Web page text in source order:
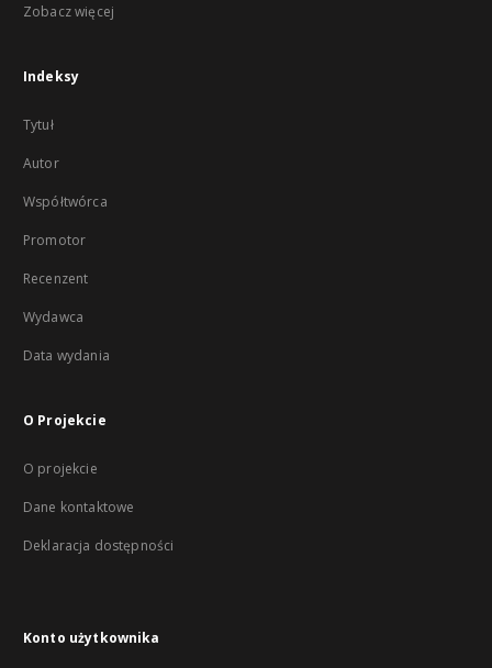
Zobacz więcej
Indeksy
Tytuł
Autor
Współtwórca
Promotor
Recenzent
Wydawca
Data wydania
O Projekcie
O projekcie
Dane kontaktowe
Deklaracja dostępności
Konto użytkownika